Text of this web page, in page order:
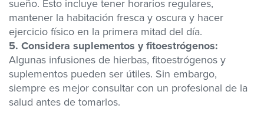
sueño. Esto incluye tener horarios regulares,
mantener la habitación fresca y oscura y hacer
ejercicio físico en la primera mitad del día.
5. Considera suplementos y fitoestrógenos:
Algunas infusiones de hierbas, fitoestrógenos y
suplementos pueden ser útiles. Sin embargo,
siempre es mejor consultar con un profesional de la
salud antes de tomarlos.